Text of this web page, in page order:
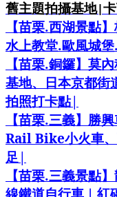
舊主題拍攝基地|
【苗栗.西湖景點
水上教堂.歐風城堡.
【苗栗.銅鑼】莫
基地、日本京都街
拍照打卡點|
【苗栗.三義】勝
Rail Bike小火車
足 |
【苗栗.三義景點
線鐵道自行車︱紅